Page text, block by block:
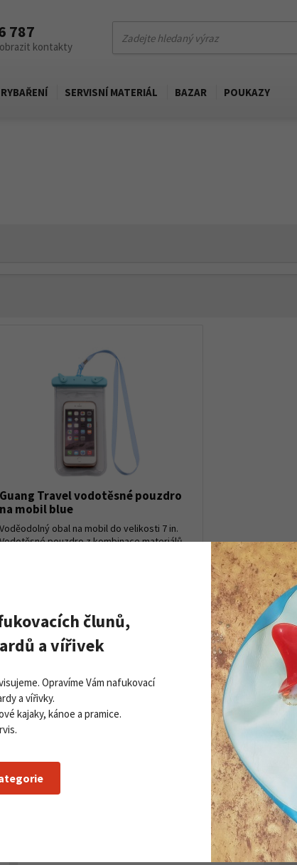
787
kontakty
RYBAŘENÍ SERVISNÍ MATERIÁL BAZAR POUKAZY
Guang Travel vodotěsné pouzdro
na mobil blue
Voděodolný obal na mobil do velikosti 7 in.
pouzdro z kombinace materiálů
Kč Detail produktu
Zobrazit všechny novinky
Paddleboardy Viking nově v naší
člunů,
a vířivek
Opravíme Vám nafukovací
a vířivky.
kajaky, kánoe a pramice.